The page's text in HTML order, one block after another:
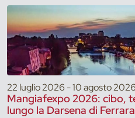
22 luglio 2026 - 10 agosto
Mangiafexpo 2026: cibo,
lungo la Darsena di Ferrara